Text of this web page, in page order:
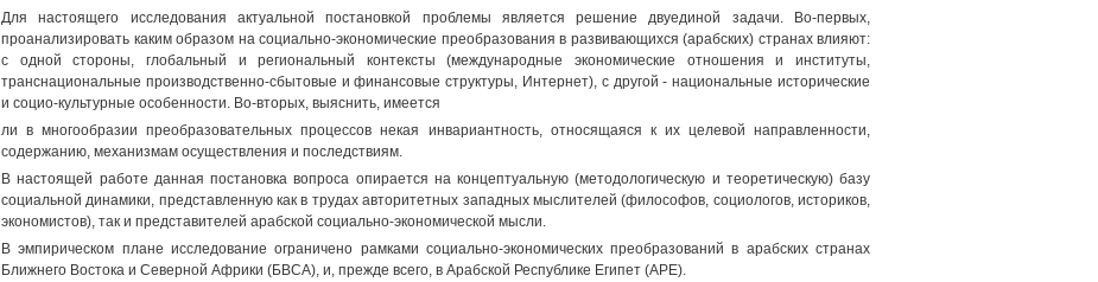
Для настоящего исследования актуальной постановкой проблемы является решение двуединой задачи. Во-первых,
проанализировать каким образом на социально-экономические преобразования в развивающихся (арабских) странах влияют:
с одной стороны, глобальный и региональный контексты (международные экономические отношения и институты,
транснациональные производственно-сбытовые и финансовые структуры, Интернет), с другой - национальные исторические
и социо-культурные особенности. Во-вторых, выяснить, имеется
ли в многообразии преобразовательных процессов некая инвариантность, относящаяся к их целевой направленности,
содержанию, механизмам осуществления и последствиям.
В настоящей работе данная постановка вопроса опирается на концептуальную (методологическую и теоретическую) базу
социальной динамики, представленную как в трудах авторитетных западных мыслителей (философов, социологов, историков,
экономистов), так и представителей арабской социально-экономической мысли.
В эмпирическом плане исследование ограничено рамками социально-экономических преобразований в арабских странах
Ближнего Востока и Северной Африки (БВСА), и, прежде всего, в Арабской Республике Египет (АРЕ).